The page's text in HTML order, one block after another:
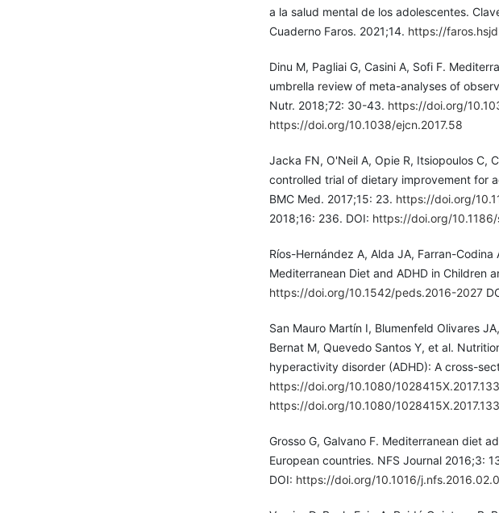
a la salud mental de los adolescentes.
Cuaderno Faros. 2021;14. https://
Dinu M, Pagliai G, Casini A, Sofi F.
umbrella review of meta-analyses of
Nutr. 2018;72: 30-43. https://doi.org/
https://doi.org/10.1038/ejcn.2017.58
Jacka FN, O'Neil A, Opie R, Itsiopoulos C,
controlled trial of dietary improvement for
BMC Med. 2017;15: 23. https://doi.org/
2018;16: 236. DOI: https://doi.org/
Ríos-Hernández A, Alda JA, Farran-
Mediterranean Diet and ADHD in Children
https://doi.org/10.1542/peds.2016-2027
San Mauro Martín I, Blumenfeld Olivares
Bernat M, Quevedo Santos Y, et al.
hyperactivity disorder (ADHD): A cross-
https://doi.org/10.1080/
https://doi.org/10.1080/
Grosso G, Galvano F. Mediterranean diet
European countries. NFS Journal 2016;3:
DOI: https://doi.org/10.1016/